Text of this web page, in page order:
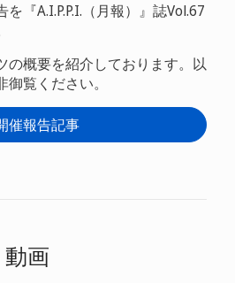
『A.I.P.P.I.（月報）』誌Vol.67
の概要を紹介しております。以
覧ください。
催報告記事
画